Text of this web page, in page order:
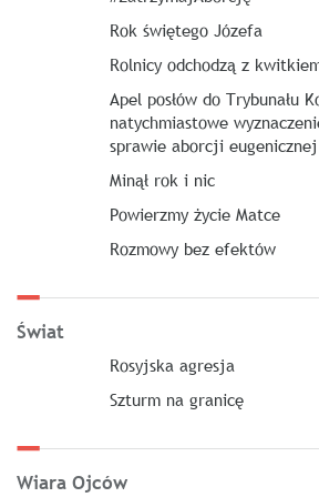
Rok świętego Józefa
Rolnicy odchodzą z
Apel posłów do Trybunału
natychmiastowe
sprawie aborcji eugenicznej
Minął rok i nic
Powierzmy życie Matce
Rozmowy bez efektów
Świat
Rosyjska agresja
Szturm na granicę
Wiara Ojców